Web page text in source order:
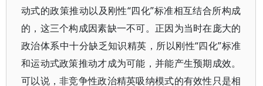
动式的政策推动以及刚性“四化”标准相互结合所构成
的，这三个构成因素缺一不可。正因为当时在庞大的
政治体系中十分缺乏知识精英，所以刚性“四化”标准
和运动式政策推动才成为可能，并能产生预期成效。
可以说，非竞争性政治精英吸纳模式的有效性只是相